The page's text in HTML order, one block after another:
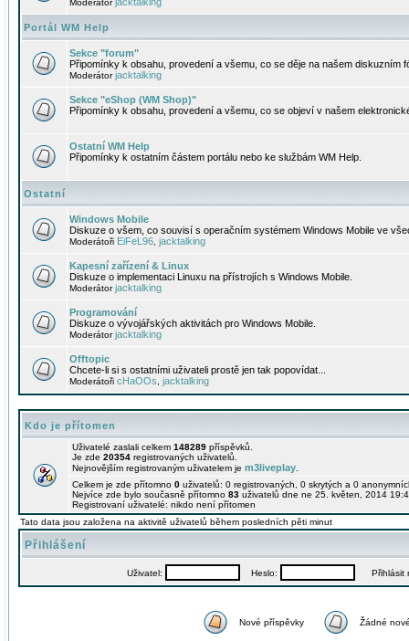
Moderátor
Portál WM Help
Sekce "forum"
Připomínky k obsahu, provedení a všemu, co se děje na našem diskuzním
Moderátorjacktalking
Sekce "eShop (WM Shop)"
Připomínky k obsahu, provedení a všemu, co se objeví v našem
Ostatní WM Help
Připomínky k ostatním částem portálu nebo ke službám WM Help.
Ostatní
Windows Mobile
Diskuze o všem, co souvisí s operačním systémem Windows Mobile ve
Moderátoři EiFeL96 jacktalking
Kapesní zařízení & Linux
Diskuze o implementaci Linuxu na přístrojích s Windows Mobile.
Moderátorjacktalking
Programování
Diskuze o vývojářských aktivitách pro Windows Mobile.
Moderátorjacktalking
Offtopic
Chcete-li si s ostatními uživateli prostě jen tak popovídat...
Moderátoři cHaOOs jacktalking
Kdo je přítomen
Uživatelé zaslali celkem 148289 příspěvků.
Je zde 20354 registrovaných uživatelů.
Nejnovějším registrovaným uživatelem je m3liveplay
Celkem je zde přítomno 0 uživatelů: 0 registrovaných, 0 skrytých a 0
Nejvíce zde bylo současně přítomno 83 uživatelů dne ne 25. květen, 2014
Registrovaní uživatelé: nikdo není přítomen
Tato data jsou založena na aktivitě uživatelů během posledních pěti minut
Přihlášení
Uživatel: Heslo: Přihlásit
Nové příspěvky Žádné